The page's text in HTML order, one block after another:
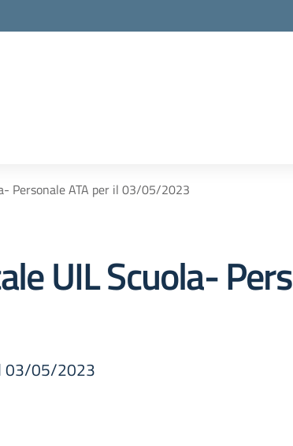
Personale ATA per il 03/05/2023
UIL Scuola-
03/05/2023